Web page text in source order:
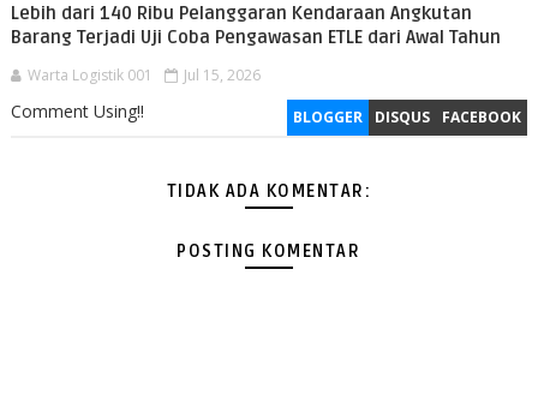
Lebih dari 140 Ribu Pelanggaran Kendaraan Angkutan
Barang Terjadi Uji Coba Pengawasan ETLE dari Awal Tahun
Warta Logistik 001 Jul 15, 2026
BLOGGER DISQUS FACEBOOK
Comment Using!!
TIDAK ADA KOMENTAR:
POSTING KOMENTAR